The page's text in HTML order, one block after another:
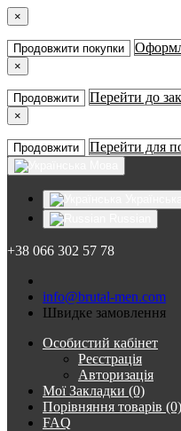
×
Продовжити покупки
×
Продовжити Перейти до
×
Продовжити Перейти для
+38 066 302 57 78
info@brutal-men.com
Швидке замовлення
Особистий кабінет
Реєстрація
Авторизація
Мої Закладки (0)
Порівняння товарів (0)
FAQ